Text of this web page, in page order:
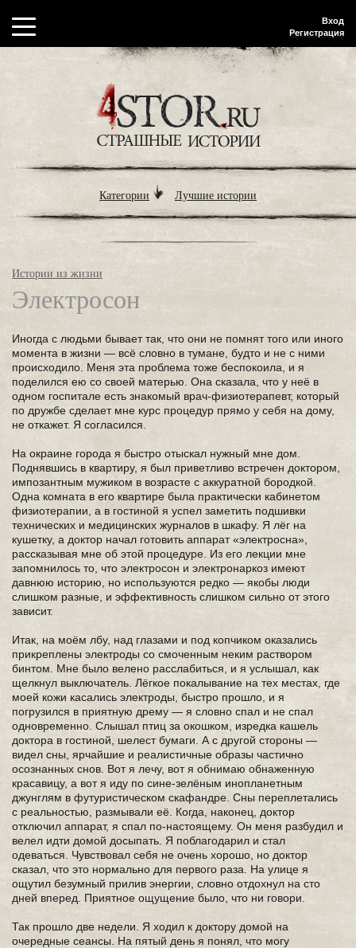
Вход
Регистрация
Категории Лучшие истории
Истории из жизни
Электросон
Иногда с людьми бывает так, что они не помнят того или иного
момента в жизни — всё словно в тумане, будто и не с ними
происходило. Меня эта проблема тоже беспокоила, и я
поделился ею со своей матерью. Она сказала, что у неё в
одном госпитале есть знакомый врач-физиотерапевт, который
по дружбе сделает мне курс процедур прямо у себя на дому,
не откажет. Я согласился.
На окраине города я быстро отыскал нужный мне дом.
Поднявшись в квартиру, я был приветливо встречен доктором,
импозантным мужиком в возрасте с аккуратной бородкой.
Одна комната в его квартире была практически кабинетом
физиотерапии, а в гостиной я успел заметить подшивки
технических и медицинских журналов в шкафу. Я лёг на
кушетку, а доктор начал готовить аппарат «электросна»,
рассказывая мне об этой процедуре. Из его лекции мне
запомнилось то, что электросон и электронаркоз имеют
давнюю историю, но используются редко — якобы люди
слишком разные, и эффективность слишком сильно от этого
зависит.
Итак, на моём лбу, над глазами и под копчиком оказались
прикреплены электроды со смоченным неким раствором
бинтом. Мне было велено расслабиться, и я услышал, как
щелкнул выключатель. Лёгкое покалывание на тех местах, где
моей кожи касались электроды, быстро прошло, и я
погрузился в приятную дрему — я словно спал и не спал
одновременно. Слышал птиц за окошком, изредка кашель
доктора в гостиной, шелест бумаги. А с другой стороны —
видел сны, ярчайшие и реалистичные образы частично
осознанных снов. Вот я лечу, вот я обнимаю обнаженную
красавицу, а вот я иду по сине-зелёным инопланетным
джунглям в футуристическом скафандре. Сны переплетались
с реальностью, размывали её. Когда, наконец, доктор
отключил аппарат, я спал по-настоящему. Он меня разбудил и
велел идти домой досыпать. Я поблагодарил и стал
одеваться. Чувствовал себя не очень хорошо, но доктор
сказал, что это нормально для первого раза. На улице я
ощутил безумный прилив энергии, словно отдохнул на сто
дней вперед. Приятное ощущение было, что ни говори.
Так прошло две недели. Я ходил к доктору домой на
очередные сеансы. На пятый день я понял, что могу